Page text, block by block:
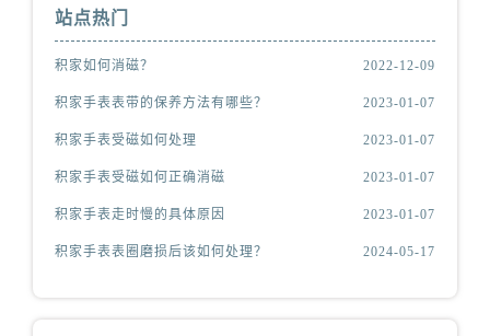
站点热门
积家如何消磁？ 2022-12-09
积家手表表带的保养方法有哪些？ 2023-01-07
积家手表受磁如何处理 2023-01-07
积家手表受磁如何正确消磁 2023-01-07
积家手表走时慢的具体原因 2023-01-07
积家手表表圈磨损后该如何处理？ 2024-05-17